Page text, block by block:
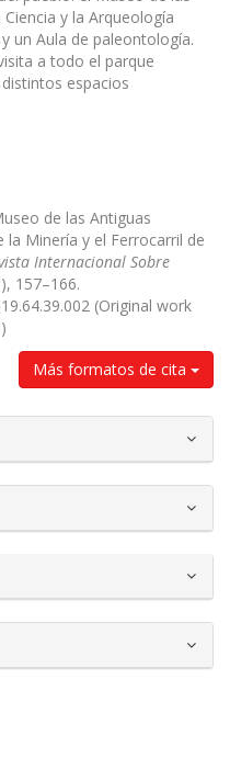
y la Arqueología
un Aula de paleontología.
a todo el parque
espacios
de las Antiguas
la Minería y el Ferrocarril de
Internacional Sobre
157–166.
(Original work
Más formatos de cita